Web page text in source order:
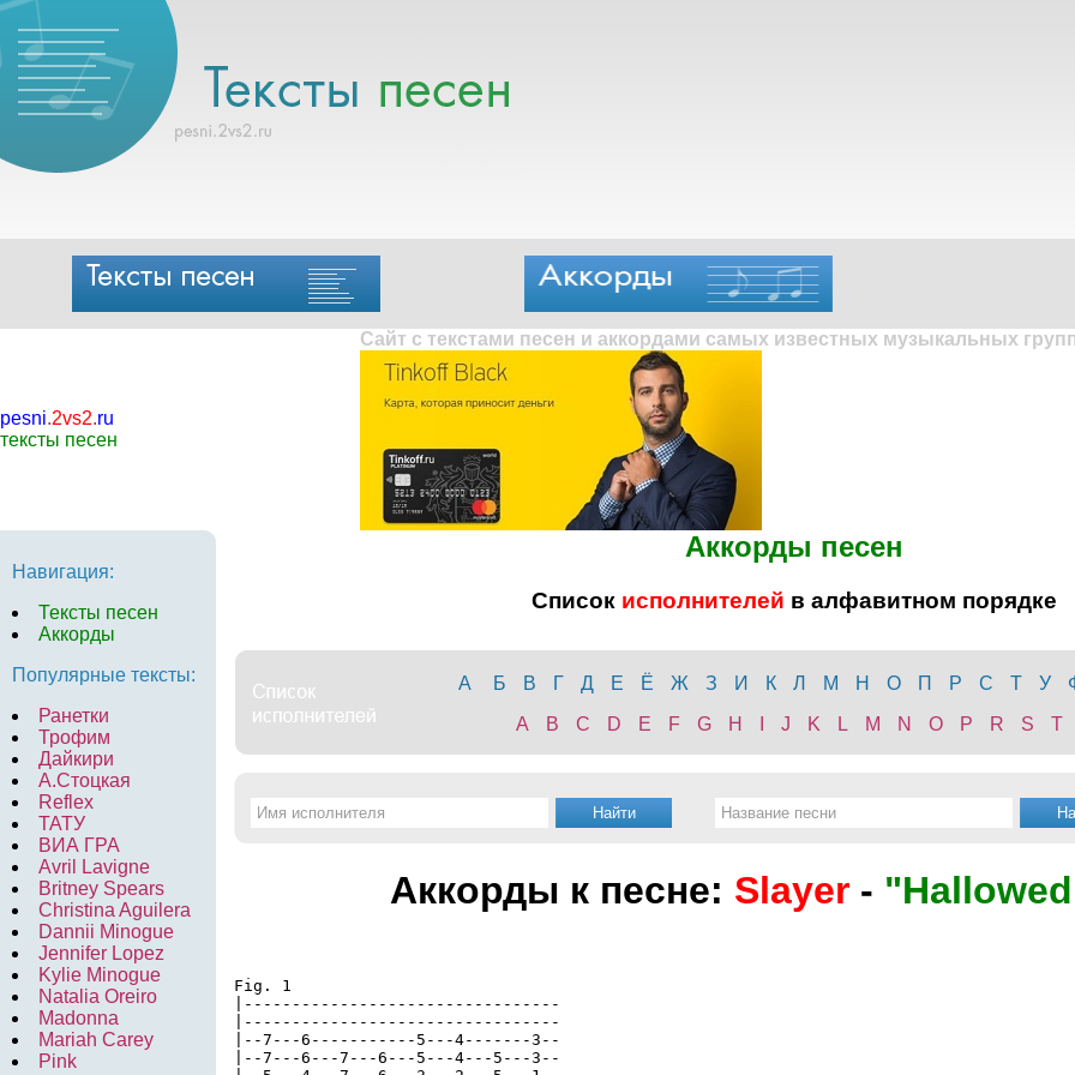
pesni.2vs2.ru
тексты песен
Сайт с текстами песен и аккордами самых известных музыкальных
Навигация:
Тексты песен
Аккорды
Популярные тексты:
Ранетки
Трофим
Дайкири
А.Стоцкая
Reflex
ТАТУ
ВИА ГРА
Avril Lavigne
Britney Spears
Christina Aguilera
Dannii Minogue
Jennifer Lopez
Kylie Minogue
Natalia Oreiro
Madonna
Mariah Carey
Pink
Аккорды песен
Список исполнителей в алфавитном порядке
А Б В Г Д Е Ё Ж З И К Л М Н О П Р С Т У
A
B C D E F G H J K L M N O P R S T
Аккорды к песне: Slayer -
Fig. 1
|---------------------------------
|---------------------------------
|--7---6-----------5---4-------3--
|--7---6---7---6---5---4---5---3--